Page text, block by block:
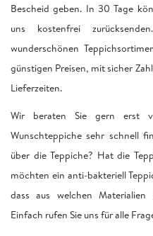
Bescheid geben. In 30 Tage
uns kostenfrei
wunderschönen
günstigen Preisen, mit sicher
Lieferzeiten.
Wir beraten Sie gern erst
Wunschteppiche sehr schnell
über die Teppiche? Hat die
möchten ein anti-bakteriell
dass aus welchen
Einfach rufen Sie uns für alle